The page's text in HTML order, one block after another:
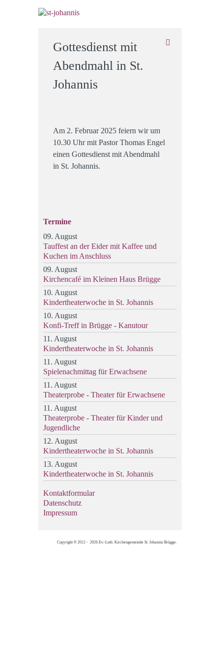
Gottesdienst mit
Abendmahl in St.
Johannis
Am 2. Februar 2025 feiern wir um
10.30 Uhr mit Pastor Thomas Engel
einen Gottesdienst mit Abendmahl
in St. Johannis.
Termine
09. August
Tauffest an der Eider mit Kaffee und
Kuchen im Anschluss
09. August
Kirchencafé im Kleinen Haus Brügge
10. August
Kindertheaterwoche in St. Johannis
10. August
Konfi-Treff in Brügge - Kanutour
11. August
Kindertheaterwoche in St. Johannis
11. August
Spielenachmittag für Erwachsene
11. August
Theaterprobe - Theater für Erwachsene
11. August
Theaterprobe - Theater für Kinder und
Jugendliche
12. August
Kindertheaterwoche in St. Johannis
13. August
Kindertheaterwoche in St. Johannis
Kontaktformular
Datenschutz
Impressum
Copyright © 2012 - 2026 Ev.-Luth. Kirchengemeinde St. Johannis Brügge.